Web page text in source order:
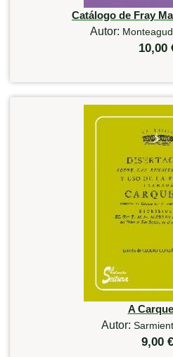
Catálogo de Fray
Autor:
10,00
A
Autor:
9,00 €